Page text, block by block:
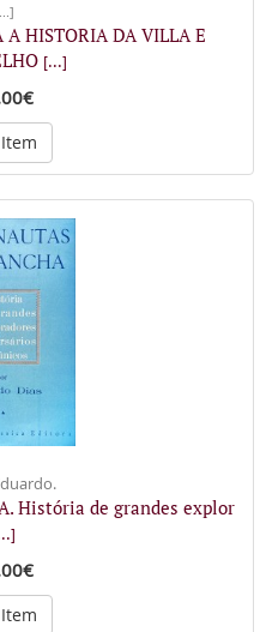
A HISTORIA DA VILLA E
[...]
História de grandes explor